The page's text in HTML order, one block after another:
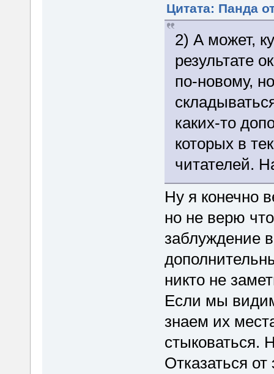
Цитата: Панда
2) А может,
результате
по-новому,
каких-то
которых в
читателей.
Ну я конечно
но не верю
заблуждение
никто не
Если мы
знаем их
стыковаться.
Отказаться